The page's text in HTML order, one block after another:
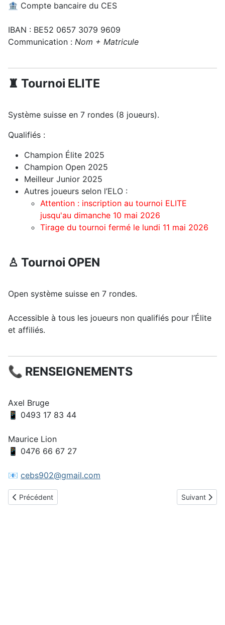
🏦 Compte bancaire du CES
IBAN : BE52 0657 3079 9609
Communication : Nom + Matricule
♜ Tournoi ELITE
Système suisse en 7 rondes (8 joueurs).
Qualifiés :
Champion Élite 2025
Champion Open 2025
Meilleur Junior 2025
Autres joueurs selon l’ELO :
Attention : inscription au tournoi ELITE
jusqu'au dimanche 10 mai 2026
Tirage du tournoi fermé le lundi 11 mai 2026
♙ Tournoi OPEN
Open système suisse en 7 rondes.
Accessible à tous les joueurs non qualifiés pour l’Élite
et affiliés.
📞 RENSEIGNEMENTS
Axel Bruge
📱 0493 17 83 44
Maurice Lion
📱 0476 66 67 27
📧 cebs902@gmail.com
Article précédent : Open américain 2026
Précédent Article
Suivant